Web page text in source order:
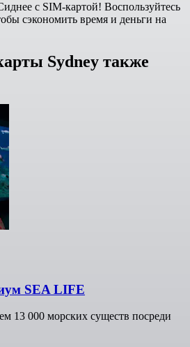
с SIM-картой! Воспользуйтесь
сэкономить время и деньги на
Sydney также
SEA LIFE
13 000 морских существ посреди